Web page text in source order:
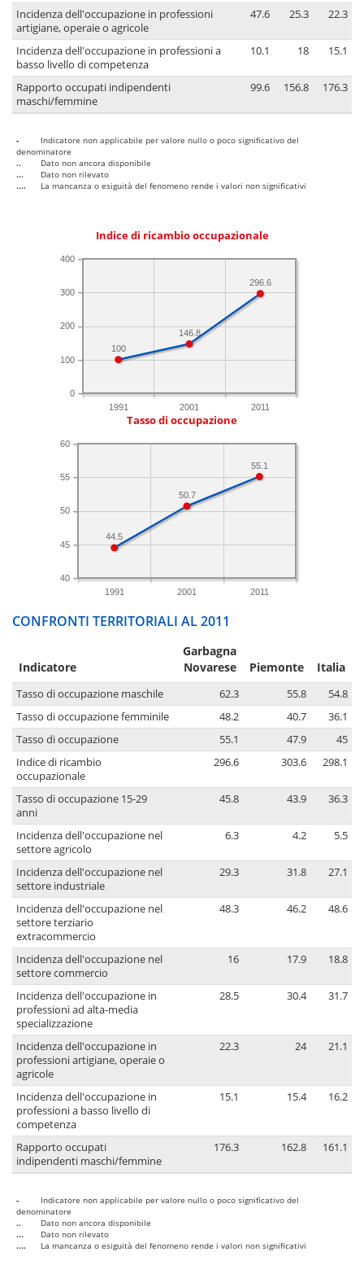
Incidenza dell'occupazione in professioni
artigiane, operaie o agricole
47.6 25.3 22.3
Incidenza dell'occupazione in professioni a
basso livello di competenza
10.1 18 15.1
Rapporto occupati indipendenti
maschi/femmine
99.6 156.8 176.3
-
Indicatore non applicabile per valore nullo o poco significativo del
denominatore
..
Dato non ancora disponibile
...
Dato non rilevato
....
La mancanza o esiguità del fenomeno rende i valori non significativi
Indice di ricambio occupazionale
1991 2001 2011
0
100
200
300
400
296.6
146.8
100
Tasso di occupazione
1991 2001 2011
40
45
50
55
60
55.1
50.7
44.5
CONFRONTI TERRITORIALI AL 2011
Indicatore
Garbagna
Novarese
Piemonte Italia
Tasso di occupazione maschile 62.3 55.8
54.8
Tasso di occupazione femminile
48.2 40.7
36.1
Tasso di occupazione
55.1 47.9
45
Indice di ricambio
occupazionale
296.6 303.6 298.1
Tasso di occupazione 15-29
anni
45.8 43.9 36.3
Incidenza dell'occupazione nel
settore agricolo
6.3 4.2 5.5
Incidenza dell'occupazione nel
settore industriale
29.3 31.8 27.1
Incidenza dell'occupazione nel
settore terziario
extracommercio
48.3 46.2 48.6
Incidenza dell'occupazione nel
settore commercio
16 17.9 18.8
Incidenza dell'occupazione in
professioni ad alta-media
specializzazione
28.5 30.4 31.7
Incidenza dell'occupazione in
professioni artigiane, operaie o
agricole
22.3 24 21.1
Incidenza dell'occupazione in
professioni a basso livello di
competenza
15.1 15.4 16.2
Rapporto occupati
indipendenti maschi/femmine
176.3 162.8 161.1
-
Indicatore non applicabile per valore nullo o poco significativo del
denominatore
..
Dato non ancora disponibile
...
Dato non rilevato
....
La mancanza o esiguità del fenomeno rende i valori non significativi